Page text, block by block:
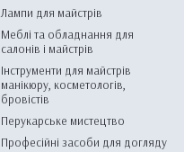
Лампи для майстрів
Меблі та обладнання для
салонів і майстрів
Інструменти для майстрів
манікюру, косметологів,
бровістів
Перукарське мистецтво
Професійні засоби для догляду